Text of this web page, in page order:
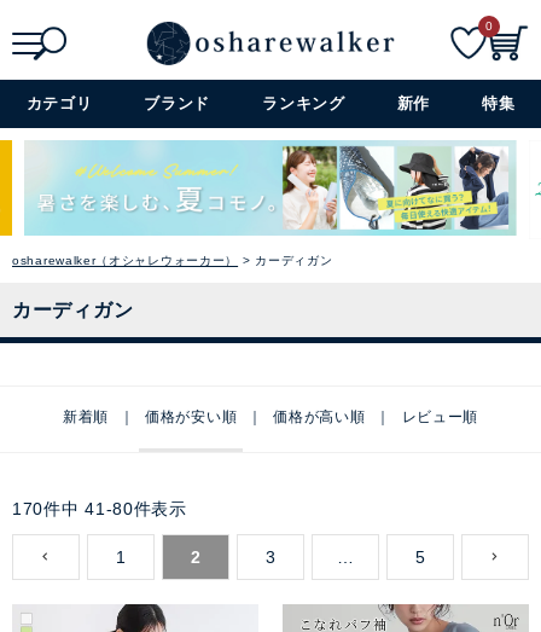
詳細検索+
0
カテゴリ ブランド ランキング 新作 特集
osharewalker（オシャレウォーカー） カーディガン
カーディガン
新着順 価格が安い順 価格が高い順 レビュー順
170件中 41 -80件表示
1 2 3 5